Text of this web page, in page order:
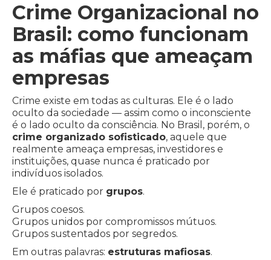
Crime Organizacional no
Brasil: como funcionam
as máfias que ameaçam
empresas
Crime existe em todas as culturas. Ele é o lado
oculto da sociedade — assim como o inconsciente
é o lado oculto da consciência. No Brasil, porém, o
crime organizado sofisticado, aquele que
realmente ameaça empresas, investidores e
instituições, quase nunca é praticado por
indivíduos isolados.
Ele é praticado por grupos.
Grupos coesos.
Grupos unidos por compromissos mútuos.
Grupos sustentados por segredos.
Em outras palavras: estruturas mafiosas.